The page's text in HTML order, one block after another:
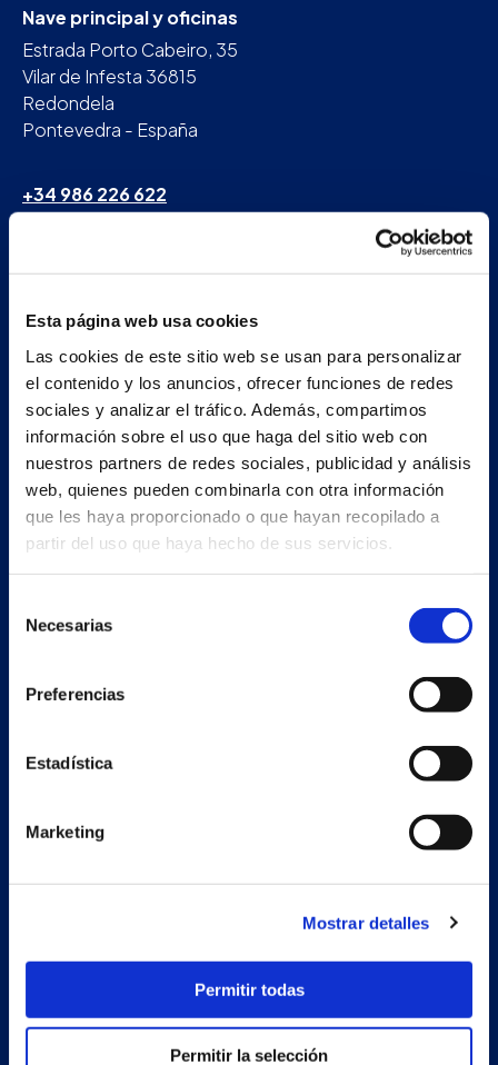
Esta página web usa cookies
Las cookies de este sitio web se usan para personalizar
el contenido y los anuncios, ofrecer funciones de redes
sociales y analizar el tráfico. Además, compartimos
información sobre el uso que haga del sitio web con
nuestros partners de redes sociales, publicidad y análisis
web, quienes pueden combinarla con otra información
que les haya proporcionado o que hayan recopilado a
partir del uso que haya hecho de sus servicios.
Necesarias
Preferencias
Estadística
Marketing
Mostrar detalles
Permitir todas
Permitir la selección
Nave principal y oficinas
Estrada Porto Cabeiro, 35
Vilar de Infesta 36815
Redondela
Pontevedra - España
+34 986 226 622
Estrada Porto Cabeiro, 68
Pontevedra - España